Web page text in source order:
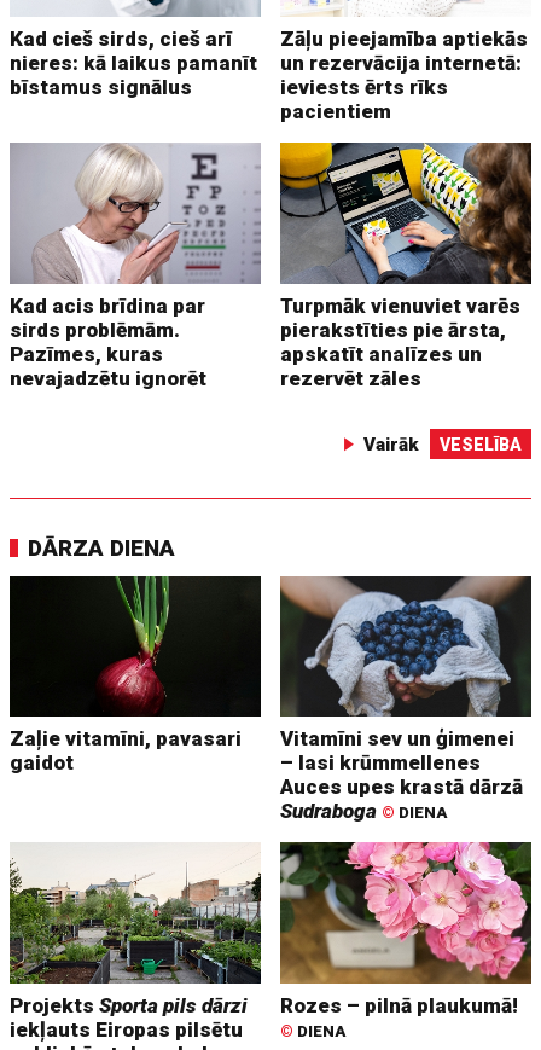
Kad cieš sirds, cieš arī
nieres: kā laikus pamanīt
bīstamus signālus
Zāļu pieejamība aptiekās
un rezervācija internetā:
ieviests ērts rīks
pacientiem
Kad acis brīdina par
sirds problēmām.
Pazīmes, kuras
nevajadzētu ignorēt
Turpmāk vienuviet varēs
pierakstīties pie ārsta,
apskatīt analīzes un
rezervēt zāles
Vairāk VESELĪBA
DĀRZA DIENA
Zaļie vitamīni, pavasari
gaidot
Vitamīni sev un ģimenei
– lasi krūmmellenes
Auces upes krastā dārzā
Sudraboga © DIENA
ProjektsSporta pils dārzi
iekļauts Eiropas pilsētu
Rozes – pilnā plaukumā!
© DIENA